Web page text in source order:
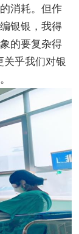
消耗。但作
银银，我得
的要复杂得
关乎我们对银